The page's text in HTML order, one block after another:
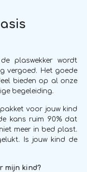
plaswekker wordt
vergoed. Het goede
bieden op al onze
begeleiding.
voor jouw kind
kans ruim 90% dat
meer in bed plast.
Is jouw kind de
mijn kind?